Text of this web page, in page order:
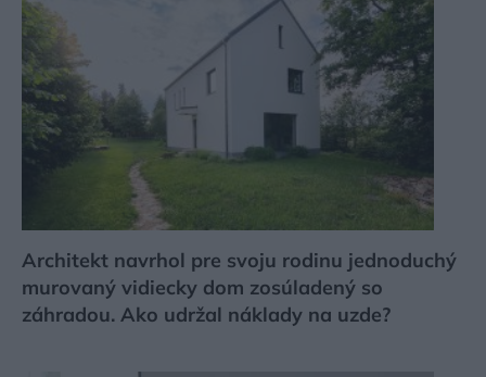
Architekt navrhol pre svoju rodinu jednoduchý
murovaný vidiecky dom zosúladený so
záhradou. Ako udržal náklady na uzde?